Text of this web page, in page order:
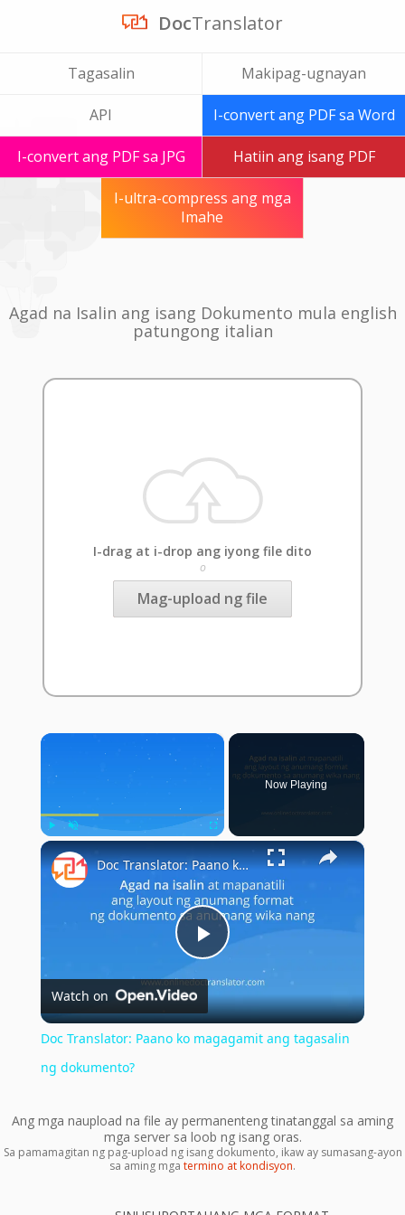
DocTranslator
Tagasalin Makipag-ugnayan
API I-convert ang PDF sa Word
I-convert ang PDF sa JPG Hatiin ang isang PDF
I-ultra-compress ang mga
Imahe
Agad na Isalin ang isang Dokumento mula english
patungong italian
I-drag at i-drop ang iyong file dito
o
Mag-upload ng file
×
Play Unmute Fullscreen
Now Playing
×
Play
Video
Doc Translator: Paano ko magagamit ang tagasalin ng dokumento?
Watch on
Doc Translator: Paano ko magagamit ang tagasalin
ng dokumento?
Ang mga naupload na file ay permanenteng tinatanggal sa aming
mga server sa loob ng isang oras.
Sa pamamagitan ng pag-upload ng isang dokumento, ikaw ay sumasang-ayon
sa aming mga termino at kondisyon.